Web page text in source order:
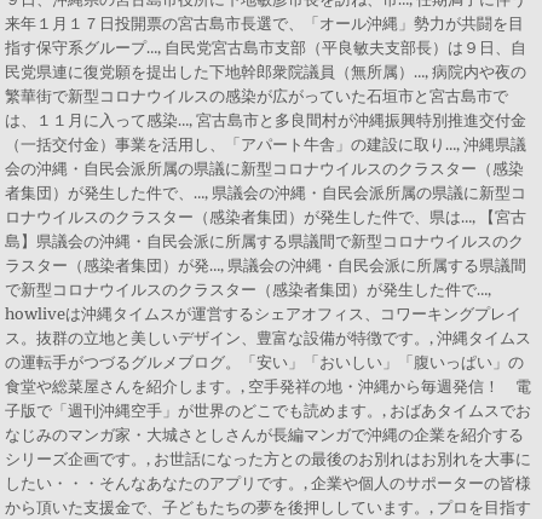
来年１月１７日投開票の宮古島市長選で、「オール沖縄」勢力が共闘を目
指す保守系グループ…, 自民党宮古島市支部（平良敏夫支部長）は９日、自
民党県連に復党願を提出した下地幹郎衆院議員（無所属）…, 病院内や夜の
繁華街で新型コロナウイルスの感染が広がっていた石垣市と宮古島市で
は、１１月に入って感染…, 宮古島市と多良間村が沖縄振興特別推進交付金
（一括交付金）事業を活用し、「アパート牛舎」の建設に取り…, 沖縄県議
会の沖縄・自民会派所属の県議に新型コロナウイルスのクラスター（感染
者集団）が発生した件で、…, 県議会の沖縄・自民会派所属の県議に新型コ
ロナウイルスのクラスター（感染者集団）が発生した件で、県は…, 【宮古
島】県議会の沖縄・自民会派に所属する県議間で新型コロナウイルスのク
ラスター（感染者集団）が発…, 県議会の沖縄・自民会派に所属する県議間
で新型コロナウイルスのクラスター（感染者集団）が発生した件で…,
howliveは沖縄タイムスが運営するシェアオフィス、コワーキングプレイ
ス。抜群の立地と美しいデザイン、豊富な設備が特徴です。, 沖縄タイムス
の運転手がつづるグルメブログ。「安い」「おいしい」「腹いっぱい」の
食堂や総菜屋さんを紹介します。, 空手発祥の地・沖縄から毎週発信！ 電
子版で「週刊沖縄空手」が世界のどこでも読めます。, おばあタイムスでお
なじみのマンガ家・大城さとしさんが長編マンガで沖縄の企業を紹介する
シリーズ企画です。, お世話になった方との最後のお別れはお別れを大事に
したい・・・そんなあなたのアプリです。, 企業や個人のサポーターの皆様
から頂いた支援金で、子どもたちの夢を後押ししています。, プロを目指す